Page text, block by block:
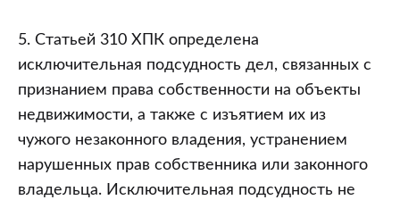
5. Статьей 310 ХПК определена
исключительная подсудность дел, связанных с
признанием права собственности на объекты
недвижимости, а также с изъятием их из
чужого незаконного владения, устранением
нарушенных прав собственника или законного
владельца. Исключительная подсудность не